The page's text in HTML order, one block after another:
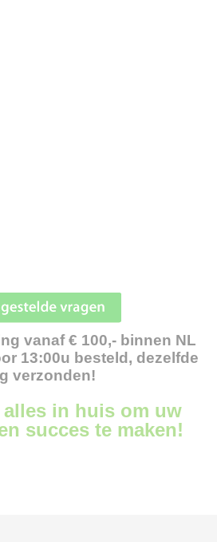
vanaf € 100,- binnen NL
13:00u besteld, dezelfde
verzonden!
in huis om uw
succes te maken!